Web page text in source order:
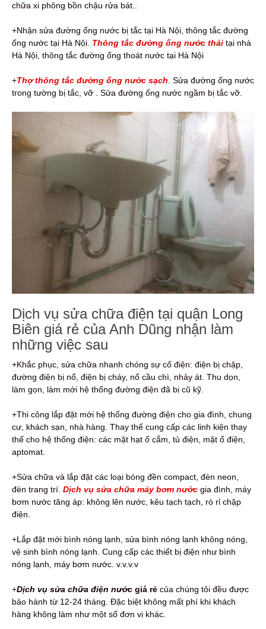
chữa xi phông bồn chậu rửa bát..
+Nhận sửa đường ống nước bị tắc tại Hà Nội, thông tắc đường
ống nước tại Hà Nội. Thông tắc đường ống nước thải tại nhà
Hà Nội, thông tắc đường ống thoát nước tại Hà Nội
+Thợ thông tắc đường ống nước sạch . Sửa đường ống nước
trong tường bị tắc, vỡ . Sửa đường ống nước ngầm bị tắc vỡ.
Dịch vụ sửa chữa điện tại quận Long
Biên giá rẻ của Anh Dũng nhận làm
những việc sau
+Khắc phục, sửa chữa nhanh chóng sự cố điện: điện bị chập,
đường điện bị nổ, điện bị cháy, nổ cầu chì, nhảy át. Thu dọn,
làm gọn, làm mới hệ thống đường điện đã bị cũ kỹ.
+Thi công lắp đặt mới hệ thống đường điện cho gia đình, chung
cư, khách sạn, nhà hàng. Thay thế cung cấp các linh kiện thay
thế cho hệ thống điện: các mặt hạt ổ cắm, tủ điện, mặt ổ điện,
aptomat.
+Sửa chữa và lắp đặt các loại bóng đền compact, đèn neon,
đèn trang trí. Dịch vụ sửa chữa máy bơm nước gia đình, máy
bơm nước tăng áp: không lên nước, kêu tạch tạch, rò rỉ chập
điện.
+Lắp đặt mới bình nóng lạnh, sửa bình nóng lạnh không nóng,
vệ sinh bình nóng lạnh. Cung cấp các thiết bị điện như bình
nóng lạnh, máy bơm nước. v.v.v.v
+Dịch vụ sửa chữa điện nước giá rẻ của chúng tôi đều được
bảo hành từ 12-24 tháng. Đặc biệt không mất phí khi khách
hàng không làm như một số đơn vị khác.